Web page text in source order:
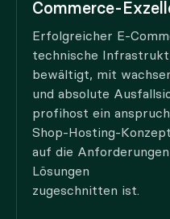
Commerce-
Erfolgreicher E-
technische
bewältigt, mit
und absolute
profihost ein
Shop-Hosting-
auf die
Lösungen
zugeschnitten ist.